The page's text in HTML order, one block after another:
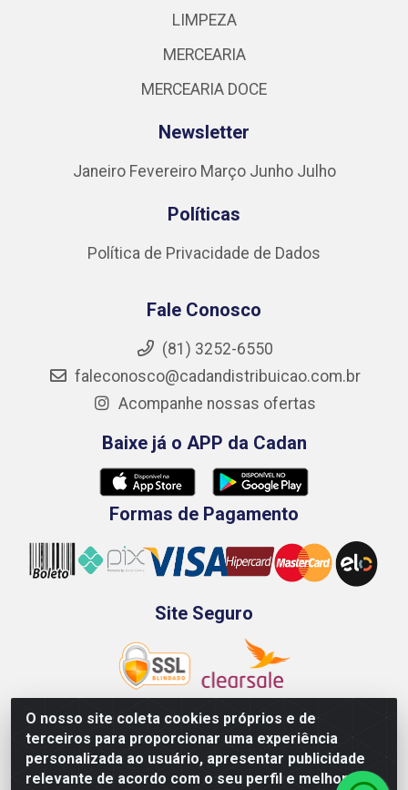
O nosso site coleta cookies próprios e de
terceiros para proporcionar uma experiência
personalizada ao usuário, apresentar publicidade
relevante de acordo com o seu perfil e melhorar a
LIMPEZA
MERCEARIA
MERCEARIA DOCE
Newsletter
Janeiro Fevereiro Março Junho Julho
Políticas
Política de Privacidade de Dados
Fale Conosco
(81) 3252-6550
faleconosco@cadandistribuicao.com.br
Acompanhe nossas ofertas
Baixe já o APP da Cadan
Formas de Pagamento
Site Seguro
Rod. BR-101 Sul, Km 73, 4505, Galpão A, Ibura -
Recife/PE - CEP 51240-340 - CNPJ 70.089.974/0001-79